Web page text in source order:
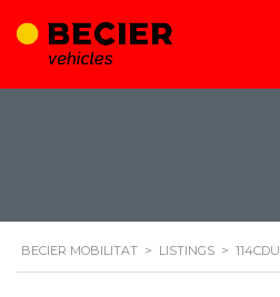
BECIER MOBILITAT > LISTINGS > 114CDU